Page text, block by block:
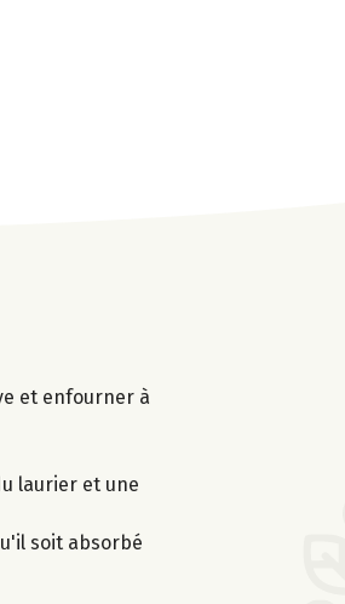
et enfourner à
laurier et une
soit absorbé